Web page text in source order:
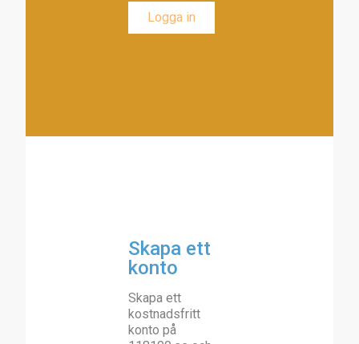
Skapa ett
konto
Skapa ett
kostnadsfritt
konto på